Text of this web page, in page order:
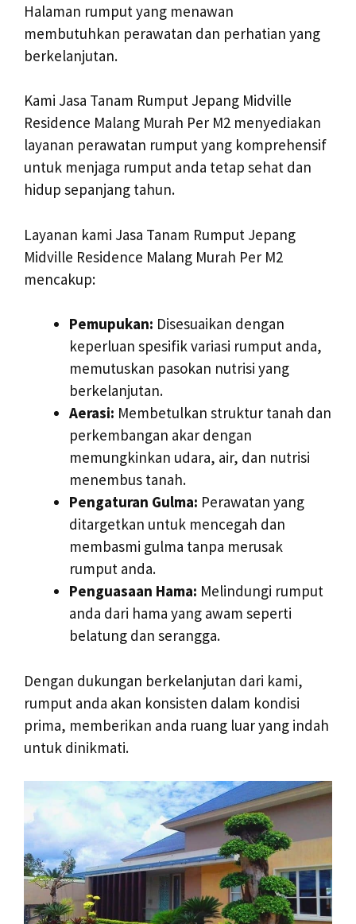
Halaman rumput yang menawan
membutuhkan perawatan dan perhatian yang
berkelanjutan.
Kami Jasa Tanam Rumput Jepang Midville
Residence Malang Murah Per M2 menyediakan
layanan perawatan rumput yang komprehensif
untuk menjaga rumput anda tetap sehat dan
hidup sepanjang tahun.
Layanan kami Jasa Tanam Rumput Jepang
Midville Residence Malang Murah Per M2
mencakup:
Pemupukan: Disesuaikan dengan
keperluan spesifik variasi rumput anda,
memutuskan pasokan nutrisi yang
berkelanjutan.
Aerasi: Membetulkan struktur tanah dan
perkembangan akar dengan
memungkinkan udara, air, dan nutrisi
menembus tanah.
Pengaturan Gulma: Perawatan yang
ditargetkan untuk mencegah dan
membasmi gulma tanpa merusak
rumput anda.
Penguasaan Hama: Melindungi rumput
anda dari hama yang awam seperti
belatung dan serangga.
Dengan dukungan berkelanjutan dari kami,
rumput anda akan konsisten dalam kondisi
prima, memberikan anda ruang luar yang indah
untuk dinikmati.